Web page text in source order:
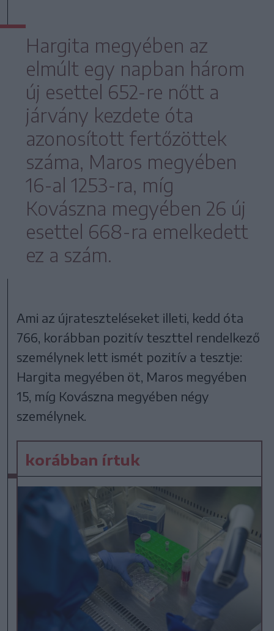
Hargita megyében az
elmúlt egy napban három
új esettel 652-re nőtt a
járvány kezdete óta
azonosított fertőzöttek
száma, Maros megyében
16-al 1253-ra, míg
Kovászna megyében 26 új
esettel 668-ra emelkedett
ez a szám.
Ami az újrateszteléseket illeti, kedd óta
766, korábban pozitív teszttel rendelkező
személynek lett ismét pozitív a tesztje:
Hargita megyében öt, Maros megyében
15, míg Kovászna megyében négy
személynek.
korábban írtuk